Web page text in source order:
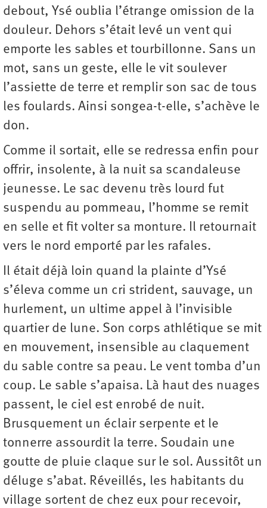
debout, Ysé oublia l’étrange omission de la
douleur. Dehors s’était levé un vent qui
emporte les sables et tourbillonne. Sans un
mot, sans un geste, elle le vit soulever
l’assiette de terre et remplir son sac de tous
les foulards. Ainsi songea-t-elle, s’achève le
don.
Comme il sortait, elle se redressa enfin pour
offrir, insolente, à la nuit sa scandaleuse
jeunesse. Le sac devenu très lourd fut
suspendu au pommeau, l’homme se remit
en selle et fit volter sa monture. Il retournait
vers le nord emporté par les rafales.
Il était déjà loin quand la plainte d’Ysé
s’éleva comme un cri strident, sauvage, un
hurlement, un ultime appel à l’invisible
quartier de lune. Son corps athlétique se mit
en mouvement, insensible au claquement
du sable contre sa peau. Le vent tomba d’un
coup. Le sable s’apaisa. Là haut des nuages
passent, le ciel est enrobé de nuit.
Brusquement un éclair serpente et le
tonnerre assourdit la terre. Soudain une
goutte de pluie claque sur le sol. Aussitôt un
déluge s’abat. Réveillés, les habitants du
village sortent de chez eux pour recevoir,